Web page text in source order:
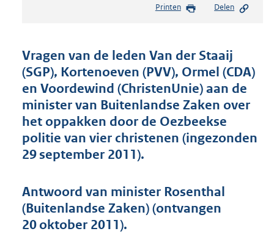
s
d
s
g
r
o
t
4
4
Printen Delen
Vragen van de leden Van der Staaij
(SGP), Kortenoeven (PVV), Ormel (CDA)
en Voordewind (ChristenUnie) aan de
minister van Buitenlandse Zaken over
het oppakken door de Oezbeekse
politie van vier christenen (ingezonden
29 september 2011).
Antwoord van minister Rosenthal
(Buitenlandse Zaken) (ontvangen
20 oktober 2011).